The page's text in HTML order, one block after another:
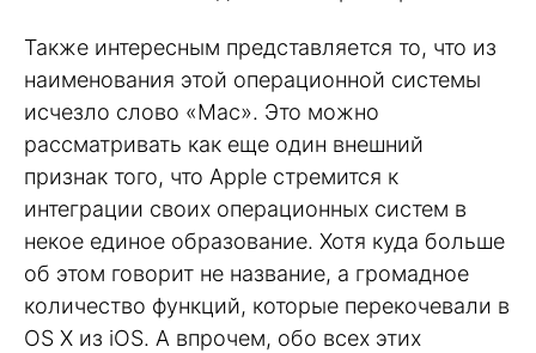
Также интересным представляется то, что из
наименования этой операционной системы
исчезло слово «Mac». Это можно
рассматривать как еще один внешний
признак того, что Apple стремится к
интеграции своих операционных систем в
некое единое образование. Хотя куда больше
об этом говорит не название, а громадное
количество функций, которые перекочевали в
OS X из iOS. А впрочем, обо всех этих